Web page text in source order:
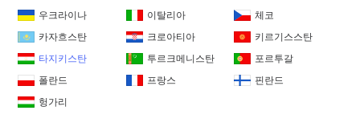
우크라이나
이탈리아
체코
카자흐스탄
크로아티아
키르기스스탄
타지키스탄
투르크메니스탄
포르투갈
폴란드
프랑스
핀란드
헝가리